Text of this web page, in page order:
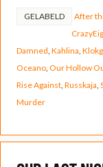
GELABELD After
Damned Kahlina
Oceano, Our Hollow
Rise Against, Russkaja
Murder